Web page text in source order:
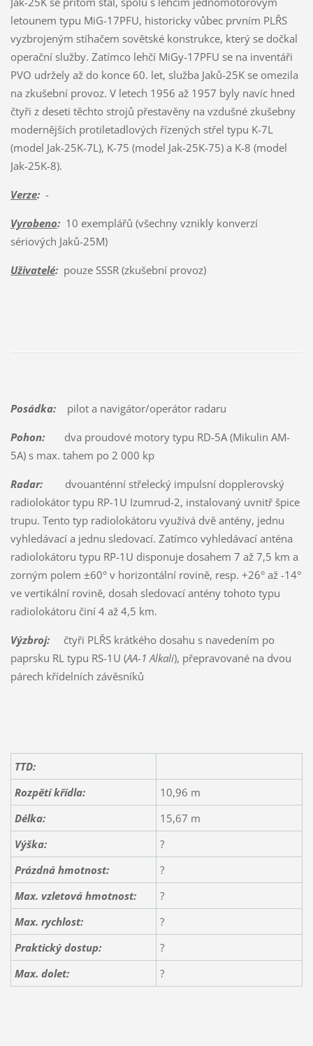
letounem typu MiG-17PFU, historicky vůbec prvním PLŘS
vyzbrojeným stíhačem sovětské konstrukce, který se dočkal
operační služby. Zatímco lehčí MiGy-17PFU se na inventáři
PVO udržely až do konce 60. let, služba Jaků-25K se omezila
na zkušební provoz. V letech 1956 až 1957 byly navíc hned
čtyři z deseti těchto strojů přestavěny na vzdušné zkušebny
modernějších protiletadlových řízených střel typu K-7L
(model Jak-25K-7L), K-75 (model Jak-25K-75) a K-8 (model
Jak-25K-8).
Verze:-
Vyrobeno:10 exemplářů (všechny vznikly konverzí
sériových Jaků-25M)
Uživatelé:pouze SSSR (zkušební provoz)
Posádka:pilot a navigátor/operátor radaru
Pohon:dva proudové motory typu RD-5A (Mikulin AM-
5A) s max. tahem po 2 000 kp
Radar:dvouanténní střelecký impulsní dopplerovský
radiolokátor typu RP-1U Izumrud-2, instalovaný uvnitř špice
trupu. Tento typ radiolokátoru využívá dvě antény, jednu
vyhledávací a jednu sledovací. Zatímco vyhledávací anténa
radiolokátoru typu RP-1U disponuje dosahem 7 až 7,5 km a
zorným polem ±60° v horizontální rovině, resp. +26° až -14°
ve vertikální rovině, dosah sledovací antény tohoto typu
radiolokátoru činí 4 až 4,5 km.
Výzbroj:čtyři PLŘS krátkého dosahu s navedením po
paprsku RL typu RS-1U (AA-1 Alkali), přepravované na dvou
párech křídelních závěsníků
TTD:
Rozpětí křídla:
10,96 m
Délka:
15,67 m
Výška:
?
Prázdná hmotnost:
?
Max. vzletová hmotnost:
?
Max. rychlost:
?
Praktický dostup:
?
Max. dolet:
?